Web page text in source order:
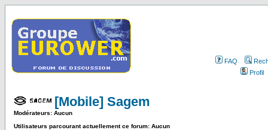
FAQ
Profil
[Mobile] Sagem
Modérateurs: Aucun
Utilisateurs parcourant actuellement ce forum: Aucun